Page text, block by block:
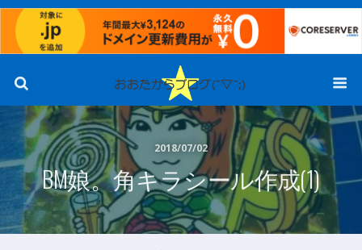
2018/07/02
BM娘。角キラシール作成(1)